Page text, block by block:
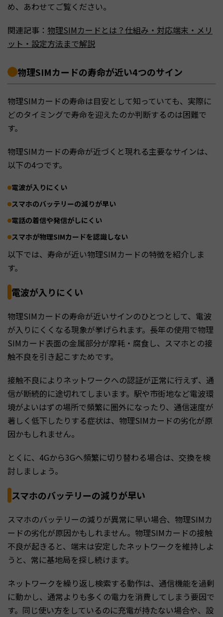
め、あわせてご覧ください。
関連記事： 物理SIMカードとは？仕組み・対応端末・メリ
ット・設定方法まで解説
物理SIMカードの寿命が近い4つのサイン
物理SIMカードの寿命は目安として知っていても、実際に
どのタイミングで寿命を迎えたのか判断するのは困難で
す。
物理SIMカードの寿命が近づくと現れる主要なサインは、
以下の4つです。
電波が入りにくい
スマホのバッテリーの減りが早い
電話の着信や発信がしにくい
スマホが物理SIMカードを認識しない
以下では、寿命が近い物理SIMカードの特徴を紹介しま
す。
電波が入りにくい
物理SIMカードの寿命が近いサインのひとつとして、電波
が入りにくくなる現象が挙げられます。長年の使用で物理
SIMカード表面の金属部分が摩耗・腐食し、スマホとの接
触不良を引き起こすためです。
接触不良によりネットワークへの認証が正常に行えず、通
信が断続的に途切れてしまいます。駅や市街地など電波環
境がよいはずの場所で頻繁に圏外になったり、通信速度が
著しく低下したりする症状は、物理SIMカードの劣化が原
因かもしれません。
とくに、4Gから3Gへ頻繁に切り替わる場合は、交換を検
討しましょう。
スマホのバッテリーの減りが早い
スマホのバッテリーの減りが異常に早い場合、物理SIMカ
ードの劣化が原因かもしれません。物理SIMカードの接触
不良が起きると、端末は安定したネットワークを維持しよ
うと、常に基地局を探し続けます。
ネットワークを繰り返し検索する動作は、通信機能を過剰
に動かし、通常よりも多くの電力を消費してしまう要因で
す。同じ使い方をしているのに充電が持たない場合や、設